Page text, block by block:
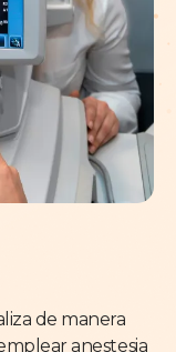
de manera
anestesia